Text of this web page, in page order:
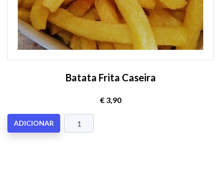
Batata Frita Caseira
€ 3,90
ADICIONAR